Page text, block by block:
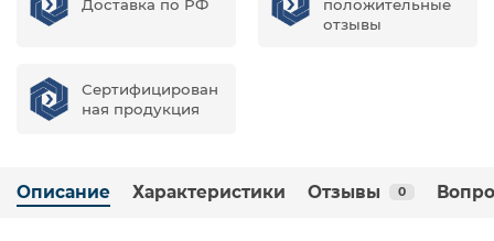
Доставка по РФ
положительные
отзывы
Сертифицирован
ная продукция
Описание Характеристики Отзывы 0